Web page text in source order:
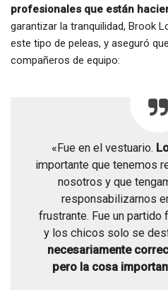
profesionales que están
garantizar la tranquilidad, Brook
este tipo de peleas, y aseguró
compañeros de equipo:
«Fue en el vestuario.
importante que tenemos
nosotros y que
responsabilizarnos
frustrante. Fue un partido
y los chicos solo se
necesariamente
pero la cosa